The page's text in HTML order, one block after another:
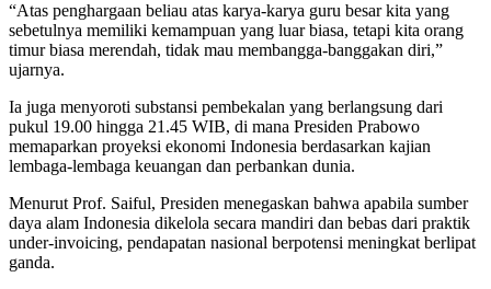
“Atas penghargaan beliau atas karya-karya guru besar kita yang
sebetulnya memiliki kemampuan yang luar biasa, tetapi kita orang
timur biasa merendah, tidak mau membangga-banggakan diri,”
ujarnya.
Ia juga menyoroti substansi pembekalan yang berlangsung dari
pukul 19.00 hingga 21.45 WIB, di mana Presiden Prabowo
memaparkan proyeksi ekonomi Indonesia berdasarkan kajian
lembaga-lembaga keuangan dan perbankan dunia.
Menurut Prof. Saiful, Presiden menegaskan bahwa apabila sumber
daya alam Indonesia dikelola secara mandiri dan bebas dari praktik
under-invoicing, pendapatan nasional berpotensi meningkat berlipat
ganda.